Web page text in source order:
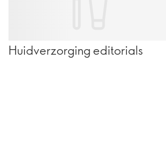
Huidverzorging editorials